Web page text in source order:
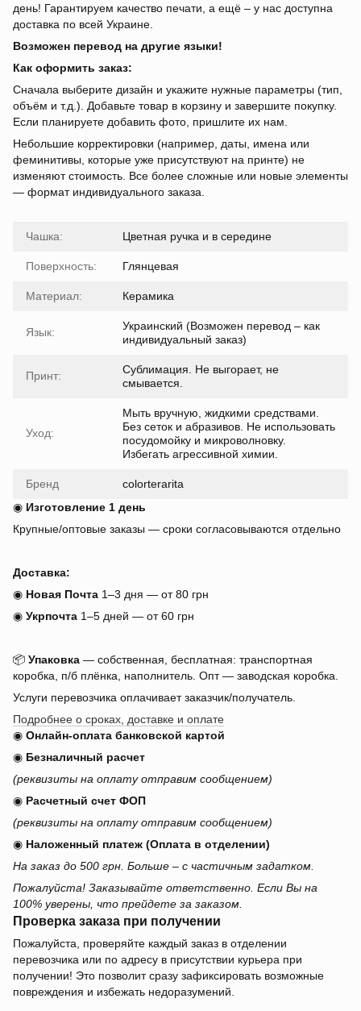
день! Гарантируем качество печати, а ещё – у нас доступна
доставка по всей Украине.
Возможен перевод на другие языки!
Как оформить заказ:
Сначала выберите дизайн и укажите нужные параметры (тип,
объём и т.д.). Добавьте товар в корзину и завершите покупку.
Если планируете добавить фото, пришлите их нам.
Небольшие корректировки (например, даты, имена или
феминитивы, которые уже присутствуют на принте) не
изменяют стоимость. Все более сложные или новые элементы
— формат индивидуального заказа.
Чашка: Цветная ручка и в середине
Поверхность: Глянцевая
Материал: Керамика
Язык:
Украинский (Возможен перевод – как
индивидуальный заказ)
Принт:
Сублимация. Не выгорает, не
смывается.
Уход:
Мыть вручную, жидкими средствами.
Без сеток и абразивов. Не использовать
посудомойку и микроволновку.
Избегать агрессивной химии.
Бренд
colorterarita
◉ Изготовление 1 день
Крупные/оптовые заказы — сроки согласовываются отдельно
Доставка:
◉ Новая Почта 1–3 дня — от 80 грн
◉ Укрпочта 1–5 дней — от 60 грн
📦 Упаковка — собственная, бесплатная: транспортная
коробка, п/б плёнка, наполнитель. Опт — заводская коробка.
Услуги перевозчика оплачивает заказчик/получатель.
Подробнее о сроках, доставке и оплате
◉ Онлайн-оплата банковской картой
◉ Безналичный расчет
(реквизиты на оплату отправим сообщением)
◉ Расчетный счет ФОП
(реквизиты на оплату отправим сообщением)
◉ Наложенный платеж (Оплата в отделении)
На заказ до 500 грн. Больше – с частичным задатком.
Пожалуйста! Заказывайте ответственно. Если Вы на
100% уверены, что прейдете за заказом.
Проверка заказа при получении
Пожалуйста, проверяйте каждый заказ в отделении
перевозчика или по адресу в присутствии курьера при
получении! Это позволит сразу зафиксировать возможные
повреждения и избежать недоразумений.